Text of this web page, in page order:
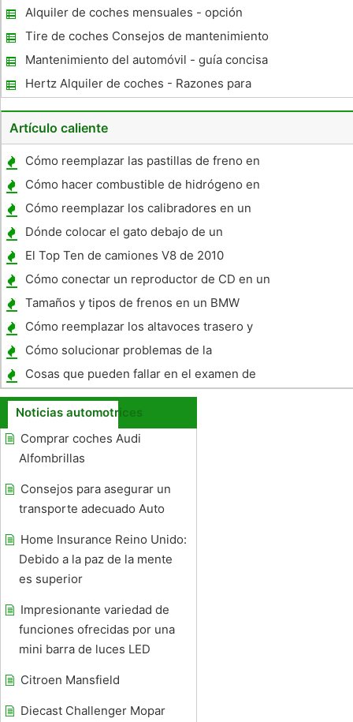
con niños Coches
Alquiler de coches mensuales - opción
ideal si estás en un presupuesto estricto
Tire de coches Consejos de mantenimiento
para Newport Delaware Drivers Coche
Mantenimiento del automóvil - guía concisa
Hertz Alquiler de coches - Razones para
considerar un alquiler de coches Hertz
Artículo caliente
Cómo reemplazar las pastillas de freno en
un Saab 900
Cómo hacer combustible de hidrógeno en
el hogar
Cómo reemplazar los calibradores en un
1993 Mazda 929
Dónde colocar el gato debajo de un
Chevrolet Impala
El Top Ten de camiones V8 de 2010
Cómo conectar un reproductor de CD en un
Chrysler Cirrus
Tamaños y tipos de frenos en un BMW
530xi
Cómo reemplazar los altavoces trasero y
plataforma de
Cómo solucionar problemas de la
temperatura del agua en un Chrysler
Sebring
Cosas que pueden fallar en el examen de
manejo de California
Noticias automotrices
Comprar coches Audi
Alfombrillas
Consejos para asegurar un
transporte adecuado Auto
Home Insurance Reino Unido:
Debido a la paz de la mente
es superior
Impresionante variedad de
funciones ofrecidas por una
mini barra de luces LED
Citroen Mansfield
Diecast Challenger Mopar